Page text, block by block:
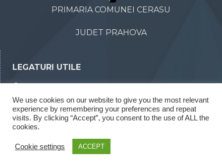
PRIMARIA COMUNEI CERASU
JUDET PRAHOVA
LEGATURI UTILE
Declaratii de interese
Rapoarte legea 52/2003
We use cookies on our website to give you the most relevant
experience by remembering your preferences and repeat
visits. By clicking “Accept”, you consent to the use of ALL the
cookies.
Cookie settings ACCEPT